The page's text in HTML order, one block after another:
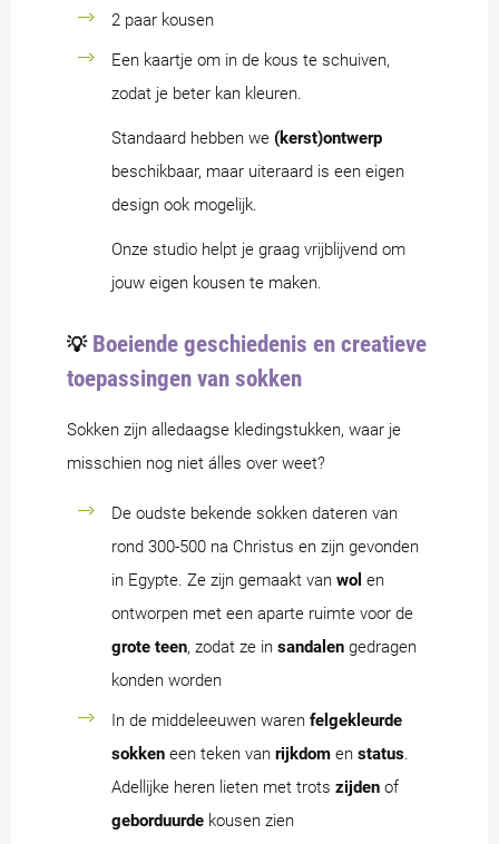
2 paar kousen
Een kaartje om in de kous te schuiven,
zodat je beter kan kleuren.
Standaard hebben we (kerst)ontwerp
beschikbaar, maar uiteraard is een eigen
design ook mogelijk.
Onze studio helpt je graag vrijblijvend om
jouw eigen kousen te maken.
💡Boeiende geschiedenis en creatieve
toepassingen van sokken
Sokken zijn alledaagse kledingstukken, waar je
misschien nog niet álles over weet?
De oudste bekende sokken dateren van
rond 300-500 na Christus en zijn gevonden
in Egypte. Ze zijn gemaakt van wol en
ontworpen met een aparte ruimte voor de
grote teen, zodat ze in sandalen gedragen
konden worden
In de middeleeuwen waren felgekleurde
sokken een teken van rijkdom en status.
Adellijke heren lieten met trots zijden of
geborduurde kousen zien